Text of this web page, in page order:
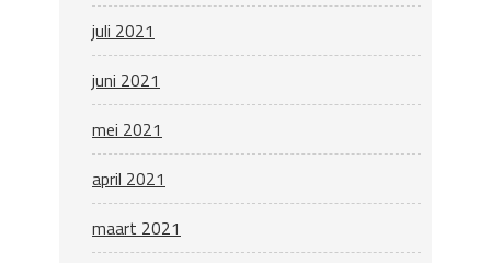
juli 2021
juni 2021
mei 2021
april 2021
maart 2021